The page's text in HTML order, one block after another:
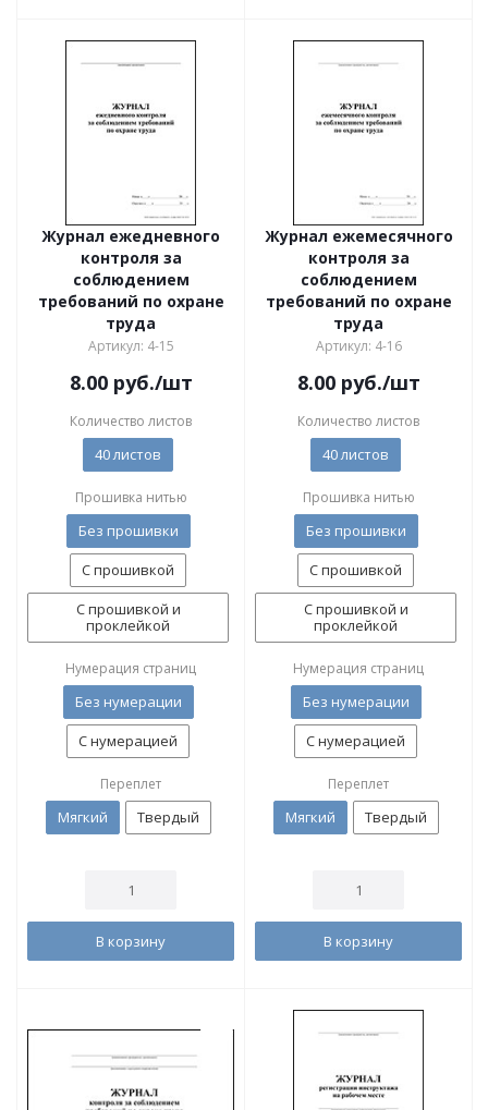
Журнал ежедневного
контроля за
соблюдением
требований по охране
труда
Артикул: 4-15
8.00руб./шт
Количество листов
40 листов
Прошивка нитью
Без прошивки
С прошивкой
С прошивкой и
проклейкой
Нумерация страниц
Без нумерации
С нумерацией
Переплет
Мягкий Твердый
В корзину
Журнал ежемесячного
контроля за
соблюдением
требований по охране
труда
Артикул: 4-16
8.00руб./шт
Количество листов
40 листов
Прошивка нитью
Без прошивки
С прошивкой
С прошивкой и
проклейкой
Нумерация страниц
Без нумерации
С нумерацией
Переплет
Мягкий Твердый
В корзину